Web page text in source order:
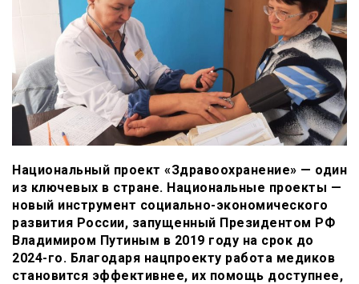
Национальный проект «Здравоохранение» — один
из ключевых в стране. Национальные проекты —
новый инструмент социально-экономического
развития России, запущенный Президентом РФ
Владимиром Путиным в 2019 году на срок до
2024-го. Благодаря нацпроекту работа медиков
становится эффективнее, их помощь доступнее,